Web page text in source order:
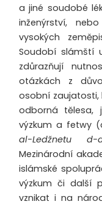
a jiné soudobé
inženýrství,
vysokých
Soudobí slámští
zdůrazňují
otázkách z
osobní zaujatosti,
odborná tělesa,
výzkum a fetwy
al-Ledžnetu
Mezinárodní
islámské
výzkum či další
vznikat i na